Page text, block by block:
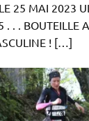
25 MAI 2023
. . BOUTEILLE
! […]